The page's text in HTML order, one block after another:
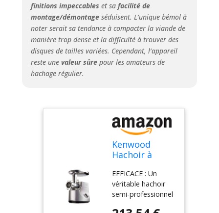
finitions impeccables et sa facilité de
montage/démontageséduisent. L’unique bémol à
noter serait sa tendance à compacter la viande de
manière trop dense et la difficulté à trouver des
disques de tailles variées. Cependant, l’appareil
reste une valeur sûrepour les amateurs de
hachage régulier.
Kenwood
Hachoir à
Electrique
MG700, Semi-
Pro, Puissance
2000 W, Inox
EFFICACE : Un
véritable hachoir
semi-professionnel